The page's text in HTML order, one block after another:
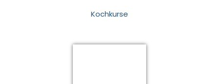
Kochkurse